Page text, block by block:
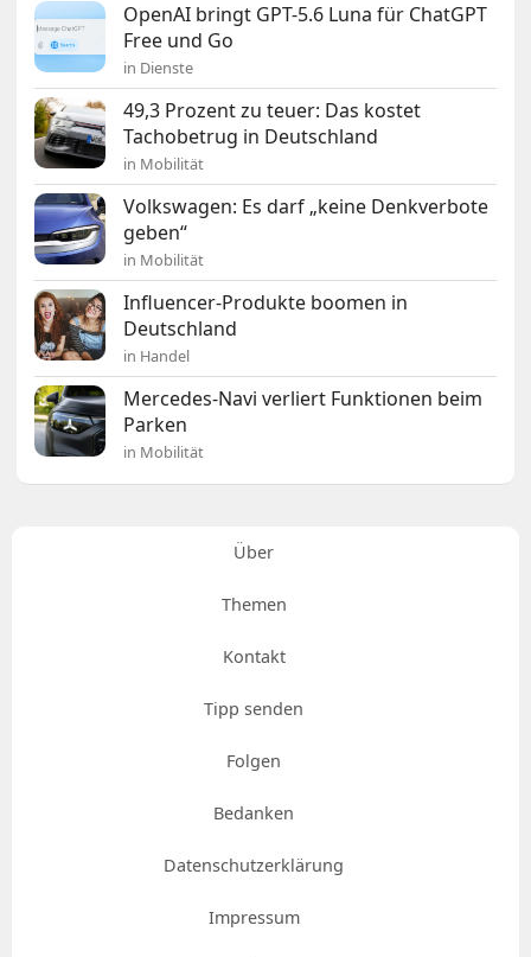
OpenAI bringt GPT-5.6 Luna für ChatGPT
Free und Go
in Dienste
49,3 Prozent zu teuer: Das kostet
Tachobetrug in Deutschland
in Mobilität
Volkswagen: Es darf „keine Denkverbote
geben“
in Mobilität
Influencer-Produkte boomen in
Deutschland
in Handel
Mercedes-Navi verliert Funktionen beim
Parken
in Mobilität
Über
Themen
Kontakt
Tipp senden
Folgen
Bedanken
Datenschutzerklärung
Impressum